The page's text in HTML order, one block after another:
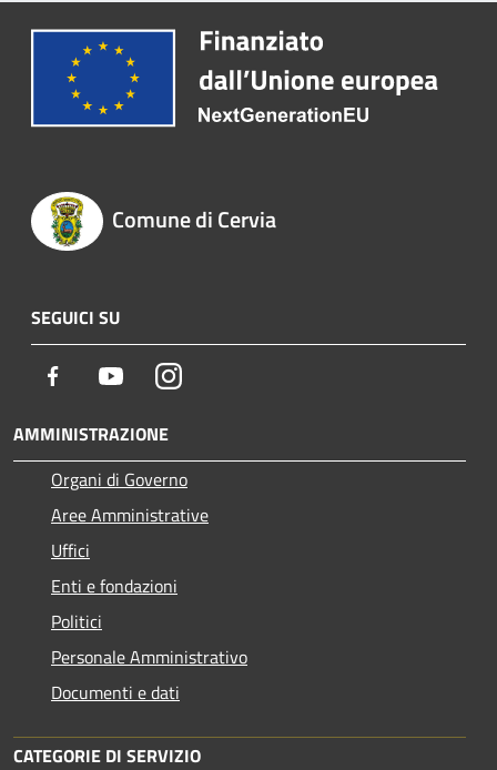
Comune di Cervia
SEGUICI SU
Facebook YoutubeInstagram
AMMINISTRAZIONE
Organi di Governo
Aree Amministrative
Uffici
Enti e fondazioni
Politici
Personale Amministrativo
Documenti e dati
CATEGORIE DI SERVIZIO